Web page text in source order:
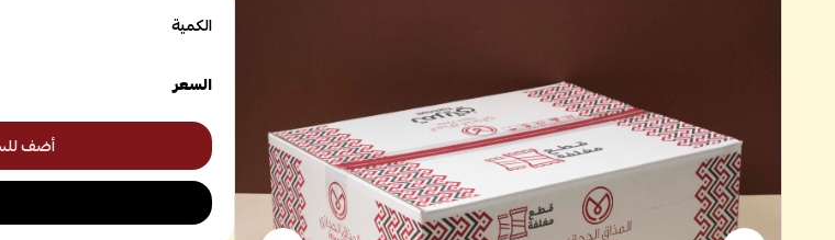
الكمية
السعر
أضف